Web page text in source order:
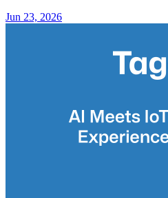
Jun 23, 2026